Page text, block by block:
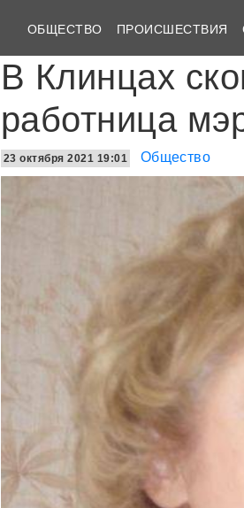
ОБЩЕСТВО ПРОИСШЕСТВИЯ
В Клинцах
работница
23 октября 2021 19:01 Общество